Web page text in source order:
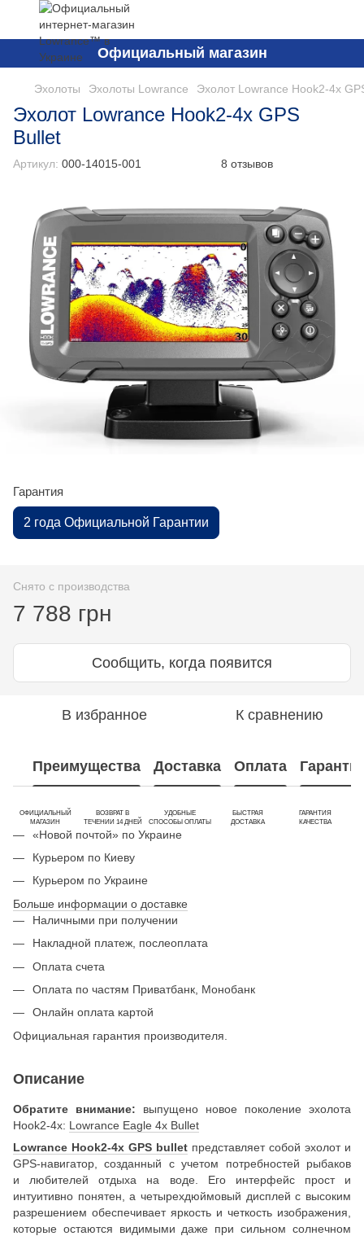
Официальный магазин
Эхолоты Эхолоты Lowrance Эхолот Lowrance Hook2-4x
Эхолот Lowrance Hook2-4x GPS
Bullet
Артикул: 000-14015-001 8 отзывов
Гарантия
2 года Официальной Гарантии
Снято с производства
7 788 грн
Сообщить, когда появится
В избранное К сравнению
Преимущества Доставка Оплата
ОФИЦИАЛЬНЫЙ
МАГАЗИН
ВОЗВРАТ В
ТЕЧЕНИИ 14 ДНЕЙ
УДОБНЫЕ
СПОСОБЫ ОПЛАТЫ
БЫСТРАЯ
ДОСТАВКА
ГАРАНТИЯ
КАЧЕСТВА
«Новой почтой» по Украине
Курьером по Киеву
Курьером по Украине
Больше информации о доставке
Наличными при получении
Накладной платеж, послеоплата
Оплата счета
Оплата по частям Приватбанк, Монобанк
Онлайн оплата картой
Официальная гарантия производителя.
Описание
Обратите внимание: выпущено новое поколение эхолота
Hook2-4x: Lowrance Eagle 4x Bullet
Lowrance Hook2-4x GPS bullet представляет собой эхолот и
GPS-навигатор, созданный с учетом потребностей рыбаков
и любителей отдыха на воде. Его интерфейс прост и
интуитивно понятен, а четырехдюймовый дисплей с высоким
разрешением обеспечивает яркость и четкость изображения,
которые остаются видимыми даже при сильном солнечном